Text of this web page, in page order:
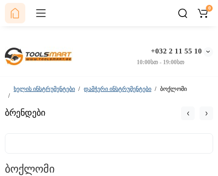
+032 2 11 55 10
10:00სთ - 19:00სთ
0
ხელის ინსტრუმენტები დამჭერი ინსტრუმენტები ბოქლომი
ბრენდები
ბოქლომი